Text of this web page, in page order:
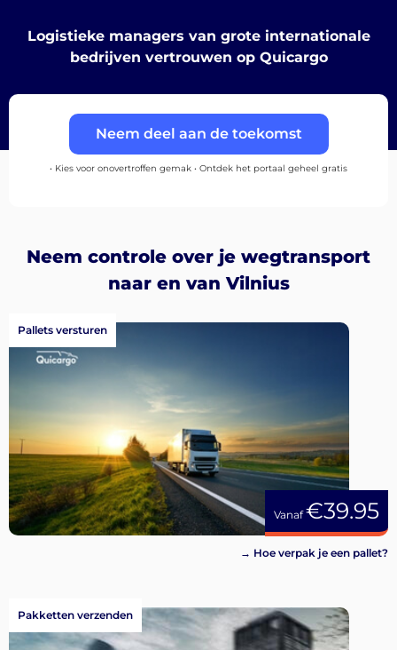
Nederlands
Inloggen
Aanmelden
Logistieke managers van grote internationale
bedrijven vertrouwen op Quicargo
Neem deel aan de toekomst
• Kies voor onovertroffen gemak • Ontdek het portaal geheel gratis
Neem controle over je wegtransport
naar en van Vilnius
Vanaf€39.95
Pallets versturen
→ Hoe verpak je een pallet?
Pakketten verzenden